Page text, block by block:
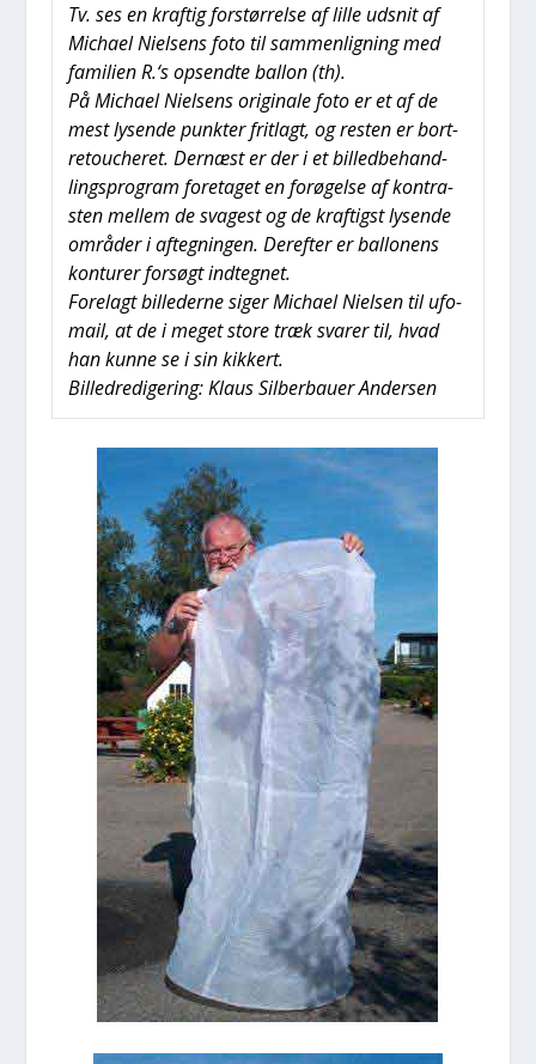
Tv. ses en kraf­tig for­stør­rel­se af lil­le udsnit af
Micha­el Niel­sens foto til sam­men­lig­ning med
fami­li­en R.‘s opsend­te bal­lon (th).
På Micha­el Niel­sens ori­gi­na­le foto er et af de
mest lysen­de punk­ter frit­lagt, og resten er bort­
re­tou­che­ret. Der­næst er der i et bil­led­be­hand­
lings­pro­gram fore­ta­get en for­ø­gel­se af kon­tra­
sten mel­lem de sva­gest og de kraf­tigst lysen­de
områ­der i afteg­nin­gen. Der­ef­ter er bal­lo­nens
kon­tu­rer for­søgt ind­teg­net.
Fore­lagt bil­le­der­ne siger Micha­el Niel­sen til ufo-
mail, at de i meget sto­re træk sva­rer til, hvad
han kun­ne se i sin kik­kert.
Bil­led­re­di­ge­ring: Klaus Sil­ber­bau­er Ander­sen